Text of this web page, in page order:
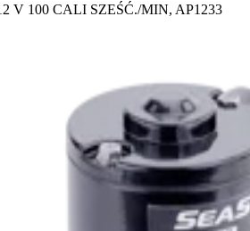
V 100 CALI SZEŚĆ./MIN, AP1233